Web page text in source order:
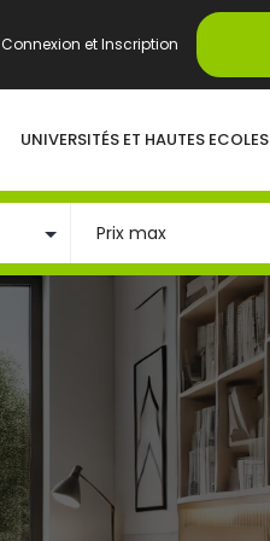
Connexion et Inscription
UNIVERSITÉS ET HAUTES ECOLES